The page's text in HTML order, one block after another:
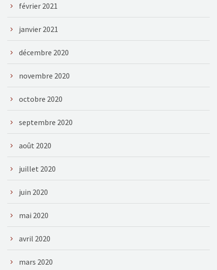
février 2021
janvier 2021
décembre 2020
novembre 2020
octobre 2020
septembre 2020
août 2020
juillet 2020
juin 2020
mai 2020
avril 2020
mars 2020